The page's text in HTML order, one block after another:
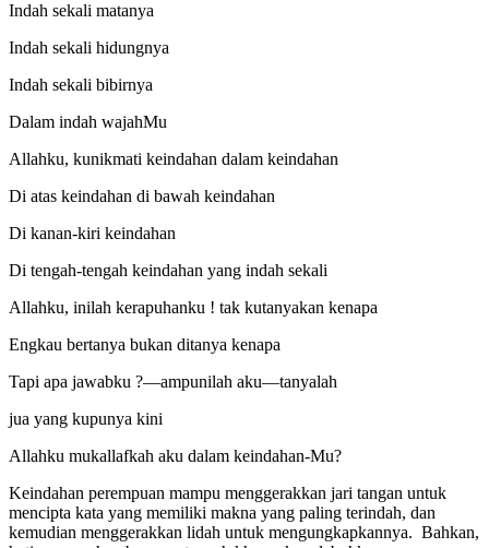
Indah sekali matanya
Indah sekali hidungnya
Indah sekali bibirnya
Dalam indah wajahMu
Allahku, kunikmati keindahan dalam keindahan
Di atas keindahan di bawah keindahan
Di kanan-kiri keindahan
Di tengah-tengah keindahan yang indah sekali
Allahku, inilah kerapuhanku ! tak kutanyakan kenapa
Engkau bertanya bukan ditanya kenapa
Tapi apa jawabku ?—ampunilah aku—tanyalah
jua yang kupunya kini
Allahku mukallafkah aku dalam keindahan-Mu?
Keindahan perempuan mampu menggerakkan jari tangan untuk
mencipta kata yang memiliki makna yang paling terindah, dan
kemudian menggerakkan lidah untuk mengungkapkannya. Bahkan,